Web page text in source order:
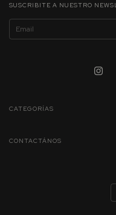
SUSCRIBITE A NUESTRO
CATEGORÍAS
CONTACTÁNOS